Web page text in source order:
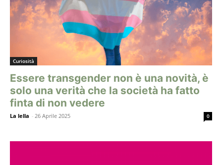
Curiosità
Essere transgender non è una novità, è
solo una verità che la società ha fatto
finta di non vedere
La lella - 26 Aprile 2025 0